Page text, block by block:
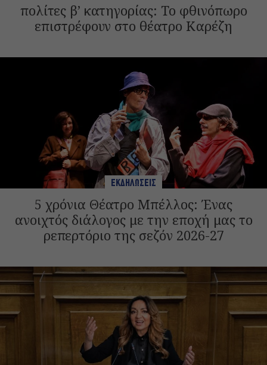
πολίτες β’ κατηγορίας: Το φθινόπωρο
επιστρέφουν στο θέατρο Καρέζη
ΕΚΔΗΛΩΣΕΙΣ
5 χρόνια Θέατρο Μπέλλος: Ένας
ανοιχτός διάλογος με την εποχή μας το
ρεπερτόριο της σεζόν 2026-27